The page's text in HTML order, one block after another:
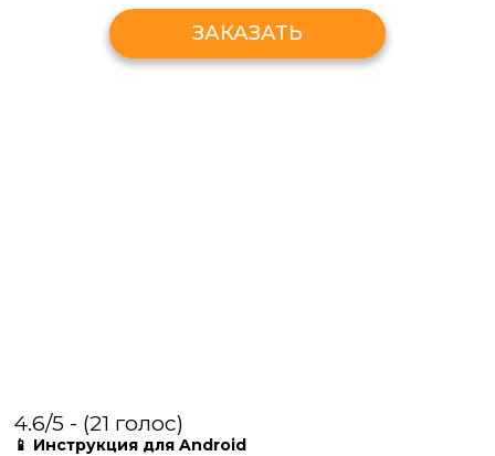
ЗАКАЗАТЬ
4.6/5 - (21 голос)
📱 Инструкция для Android